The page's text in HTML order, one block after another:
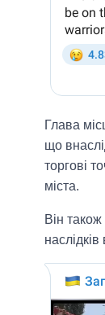
Глава
що
торгові
міста.
Він